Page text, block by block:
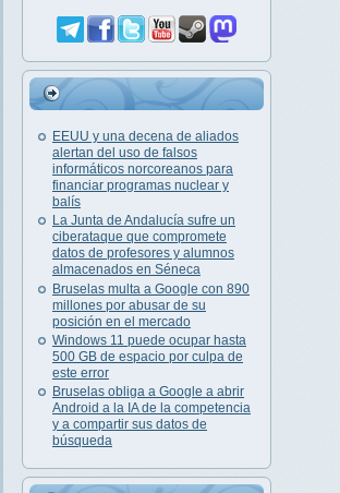
EEUU y una decena de aliados
alertan del uso de falsos
informáticos norcoreanos para
financiar programas nuclear y
balís
La Junta de Andalucía sufre un
ciberataque que compromete
datos de profesores y alumnos
almacenados en Séneca
Bruselas multa a Google con 890
millones por abusar de su
posición en el mercado
Windows 11 puede ocupar hasta
500 GB de espacio por culpa de
este error
Bruselas obliga a Google a abrir
Android a la IA de la competencia
y a compartir sus datos de
búsqueda